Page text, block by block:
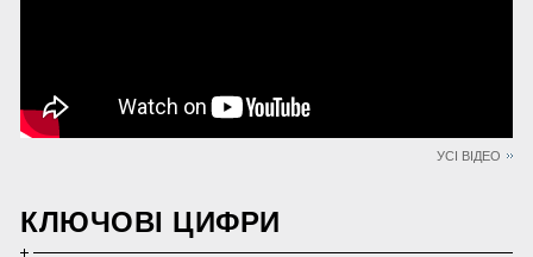
УСІ ВІДЕО
КЛЮЧОВІ ЦИФРИ